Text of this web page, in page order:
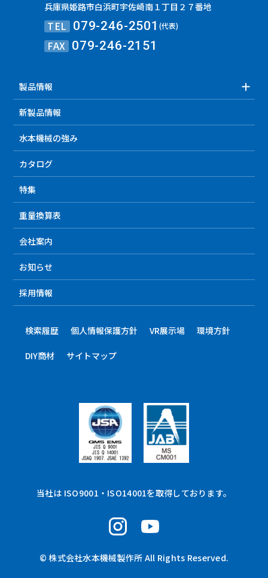
兵庫県姫路市白浜町宇佐崎南１丁目２７番地
TEL 079-246-2501(代表)
FAX 079-246-2151
製品情報
新製品情報
水本機械の強み
カタログ
特集
重量換算表
会社案内
お知らせ
採用情報
検索履歴 個人情報保護方針 VR展示場 環境方針
DIY商材 サイトマップ
当社は ISO9001・ISO14001を取得しております。
© 株式会社水本機械製作所 All Rights Reserved.